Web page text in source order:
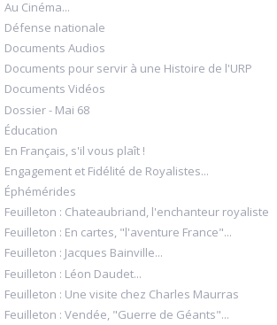
Au Cinéma...
Défense nationale
Documents Audios
Documents pour servir à une Histoire de l'URP
Documents Vidéos
Dossier - Mai 68
Éducation
En Français, s'il vous plaît !
Engagement et Fidélité de Royalistes...
Éphémérides
Feuilleton : Chateaubriand, l'enchanteur royaliste
Feuilleton : En cartes, "l'aventure France"...
Feuilleton : Jacques Bainville...
Feuilleton : Léon Daudet...
Feuilleton : Une visite chez Charles Maurras
Feuilleton : Vendée, "Guerre de Géants"...